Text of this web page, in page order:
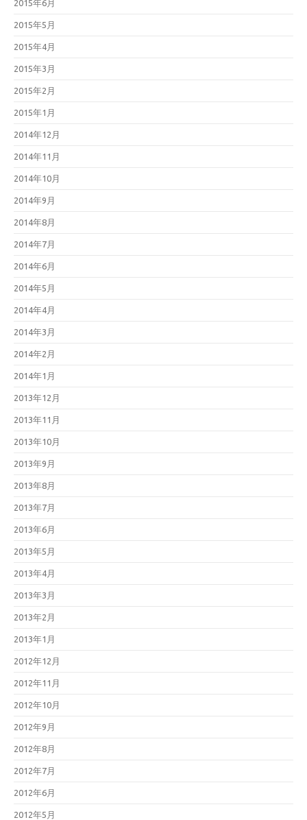
2015年6月
2015年5月
2015年4月
2015年3月
2015年2月
2015年1月
2014年12月
2014年11月
2014年10月
2014年9月
2014年8月
2014年7月
2014年6月
2014年5月
2014年4月
2014年3月
2014年2月
2014年1月
2013年12月
2013年11月
2013年10月
2013年9月
2013年8月
2013年7月
2013年6月
2013年5月
2013年4月
2013年3月
2013年2月
2013年1月
2012年12月
2012年11月
2012年10月
2012年9月
2012年8月
2012年7月
2012年6月
2012年5月